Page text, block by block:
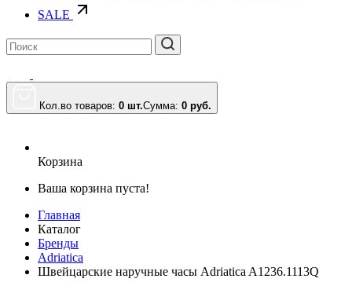
SALE
Кол.во товаров: 0 шт.Сумма: 0 руб.
Корзина
Ваша корзина пуста!
Главная
Каталог
Бренды
Adriatica
Швейцарские наручные часы Adriatica A1236.1113Q